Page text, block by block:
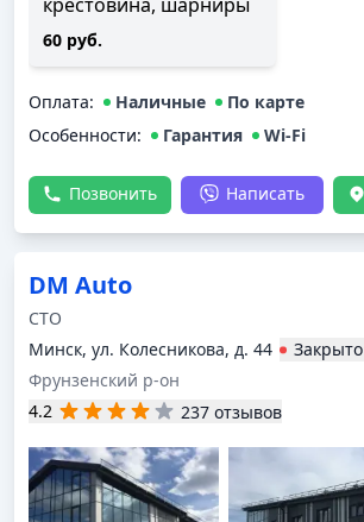
60 руб.
Оплата: Наличные
По карте
Особенности:
Гарантия Wi-Fi
Позвонить Написать
DM Auto
СТО
Минск, ул. Колесникова, д. 44
Закрыто
Фрунзенский р-он
4.2
237 отзывов